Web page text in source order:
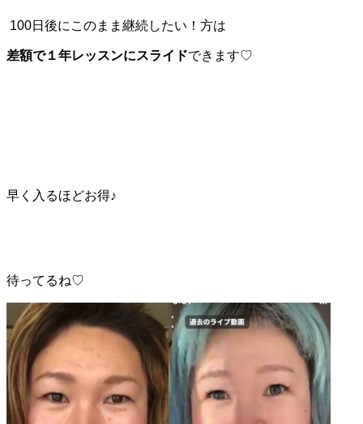
100日後にこのまま継続したい！方は
差額で１年レッスンにスライドできます♡
早く入るほどお得♪
待ってるね♡